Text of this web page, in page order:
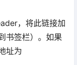
，将此链接加
书签栏）。如果
址为